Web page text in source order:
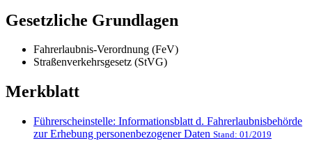
Gesetzliche Grundlagen
Fahrerlaubnis-Verordnung (FeV)
Straßenverkehrsgesetz (StVG)
Merkblatt
Führerscheinstelle: Informationsblatt d. Fahrerlaubnisbehörde
zur Erhebung personenbezogener Daten Stand: 01/2019